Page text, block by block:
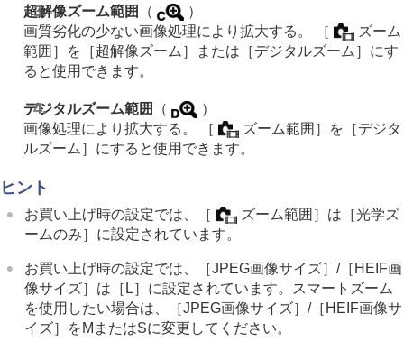
カスタムキーズームスピード
リモートズームスピード（静止画/動画）
ズーム倍率について
ズームリング操作方向
手ブレを補正する
レンズ補正 （静止画/動画）
ノイズリダクション
動画を撮影しながら静止画を切り出す
TC/UB設定
外部RAWレコーダーにRAW動画を出力する
画像と音声をライブ配信する
カメラをカスタマイズする
再生する
カメラの設定を変更する
スマートフォンでできること
超解像ズーム範囲 （
）
画質劣化の少ない画像処理により拡大する。
［
ズーム
範囲］
を ［超解像ズーム］ または ［デジタルズーム］ にす
ると使用できます。
デジタルズーム範囲 （
）
画像処理により拡大する。
［ ズーム範囲］ を ［デジタ
ルズーム］ にすると使用できます。
ヒント
お買い上げ時の設定では、 ［ ズーム範囲］ は ［光学ズ
ームのみ］ に設定されています。
お買い上げ時の設定では、 ［JPEG画像サイズ］/［HEIF画
像サイズ］ は ［L］ に設定されています。スマートズーム
を使用したい場合は、
［JPEG画像サイズ］/［HEIF画像サ
イズ］ をMまたはSに変更してください。